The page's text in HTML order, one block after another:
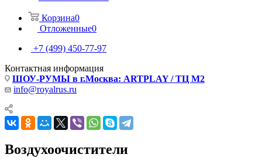
Корзина0
Отложенные0
+7 (499) 450-77-97
Контактная информация
ШОУ-РУМЫ в г.Москва: ARTPLAY / ТЦ М2
info@royalrus.ru
Воздухоочистители